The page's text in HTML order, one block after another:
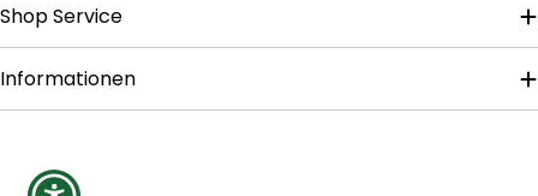
Shop Service
Informationen
Zahlungsmethoden